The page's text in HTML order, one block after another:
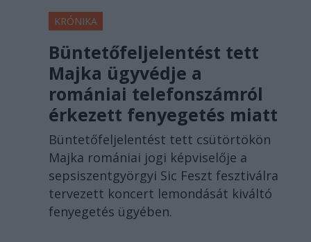
KRÓNIKA
Büntetőfeljelentést tett
Majka ügyvédje a
romániai telefonszámról
érkezett fenyegetés miatt
Büntetőfeljelentést tett csütörtökön
Majka romániai jogi képviselője a
sepsiszentgyörgyi Sic Feszt fesztiválra
tervezett koncert lemondását kiváltó
fenyegetés ügyében.